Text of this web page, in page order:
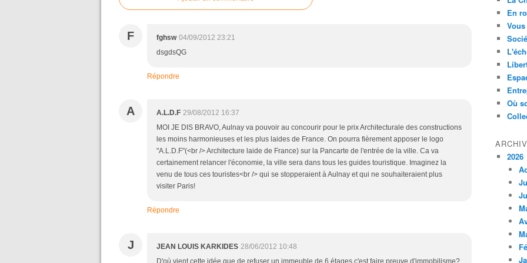
F fghsw 04/09/2012 23:21
dsgdsQG
Répondre
A A.L.D.F 29/08/2012 16:37
MOI JE DIS BRAVO, Aulnay va pouvoir au concourir pour le prix Architecturale des constructions
les moins harmonieuses et les plus laides de France. On pourra fièrement apposer le logo
"A.L.D.F"(<br /> Architecture laide de France) sur la Pancarte de l'entrée de la ville. Ca va
certainement relancer l'économie, la ville sera dans tous les guides touristique. Imaginez la
venu de tous ces touristes<br /> qui se stopperaient à Aulnay et qui ne souhaiteraient plus
visiter Paris!
Répondre
J JEAN LOUIS KARKIDES 28/06/2012 10:48
D'où vient cette idée que de refuser un immeuble de 6 étages c'est faire preuve d'immobilisme?
En
Où
2026